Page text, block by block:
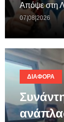
Απόψε στη
07|08|2026
ΔΙΆΦΟΡΑ